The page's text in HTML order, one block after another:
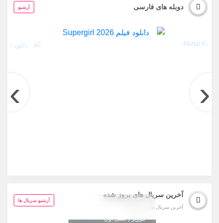
دوبله های فارسی آرشیو
‹
›
آخرین سریال های بروز شده
آخرین سریال های بروز شده
آرشیو سریال ها
تگ تصویر عوض شد
موویز { فصل اول